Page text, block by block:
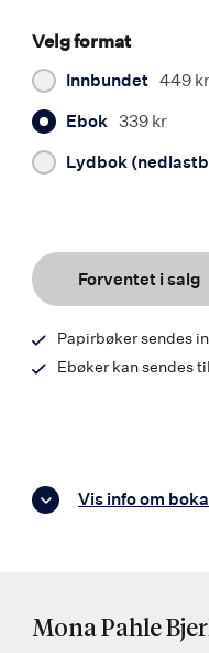
Velg format
Innbundet 449 kr
Ebok 339 kr
Lydbok
Forventet i salg
9788203463532
Papirbøker sendes
Ebøker kan sendes
Vis info om boka
Mona Pahle